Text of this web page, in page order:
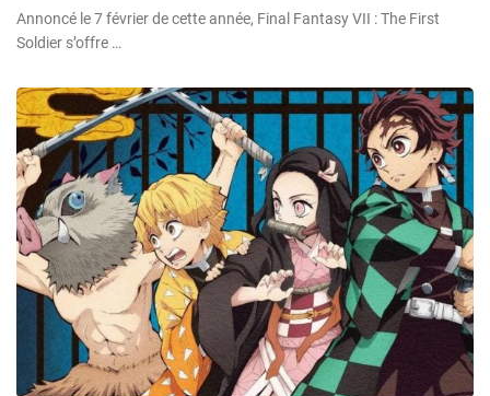
Annoncé le 7 février de cette année, Final Fantasy VII : The First
Soldier s’offre …